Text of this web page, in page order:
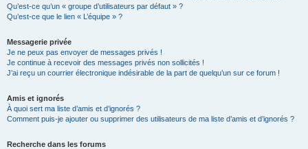
Qu’est-ce qu’un « groupe d’utilisateurs par défaut » ?
Qu’est-ce que le lien « L’équipe » ?
Messagerie privée
Je ne peux pas envoyer de messages privés !
Je continue à recevoir des messages privés non sollicités !
J’ai reçu un courrier électronique indésirable de la part de quelqu’un sur ce forum !
Amis et ignorés
À quoi sert ma liste d’amis et d’ignorés ?
Comment puis-je ajouter ou supprimer des utilisateurs de ma liste d’amis et d’ignorés ?
Recherche dans les forums